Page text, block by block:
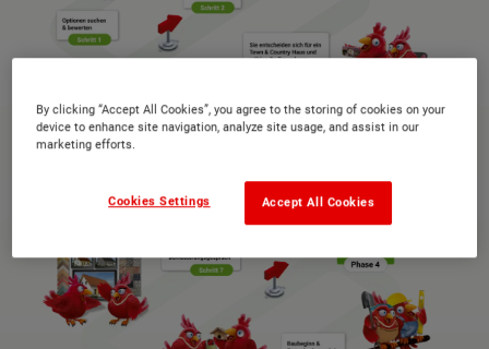
By clicking “Accept All Cookies”, you agree to the storing of cookies on your
device to enhance site navigation, analyze site usage, and assist in our
marketing efforts.
Accept All Cookies
Cookies Settings